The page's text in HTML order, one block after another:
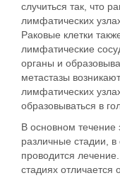
случиться так, что
лимфатических
Раковые клетки
лимфатические
органы и
метастазы
лимфатических
образовываться в
В основном течение
различные стадии, в
проводится
стадиях отличается